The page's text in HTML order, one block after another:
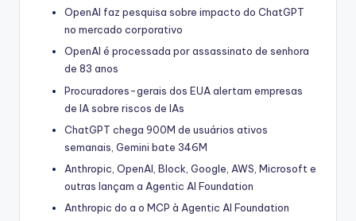
OpenAI faz pesquisa sobre impacto do ChatGPT
no mercado corporativo
OpenAI é processada por assassinato de senhora
de 83 anos
Procuradores-gerais dos EUA alertam empresas
de IA sobre riscos de IAs
ChatGPT chega 900M de usuários ativos
semanais, Gemini bate 346M
Anthropic, OpenAI, Block, Google, AWS, Microsoft e
outras lançam a Agentic AI Foundation
Anthropic do a o MCP à Agentic AI Foundation